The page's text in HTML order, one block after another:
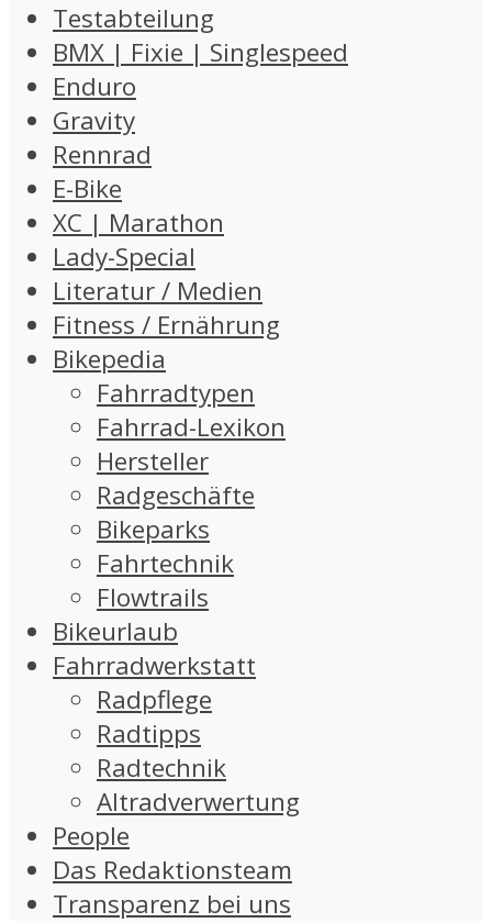
Testabteilung
BMX | Fixie | Singlespeed
Enduro
Gravity
Rennrad
E-Bike
XC | Marathon
Lady-Special
Literatur / Medien
Fitness / Ernährung
Bikepedia
Fahrradtypen
Fahrrad-Lexikon
Hersteller
Radgeschäfte
Bikeparks
Fahrtechnik
Flowtrails
Bikeurlaub
Fahrradwerkstatt
Radpflege
Radtipps
Radtechnik
Altradverwertung
People
Das Redaktionsteam
Transparenz bei uns